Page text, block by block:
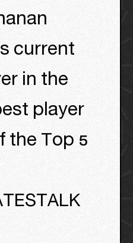
current
in the
player
the Top 5